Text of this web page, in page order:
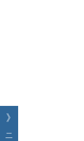
》
二